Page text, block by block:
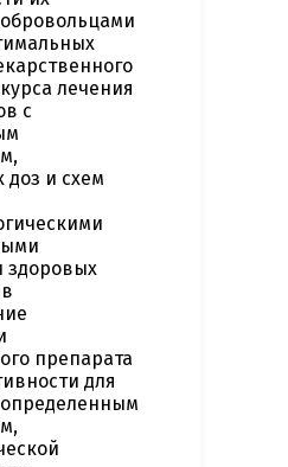
лечения
с
доз и схем
здоровых
препарата
для